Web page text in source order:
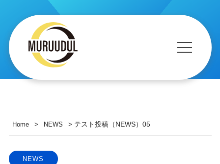
Home > NEWS > テスト投稿（NEWS）05
NEWS